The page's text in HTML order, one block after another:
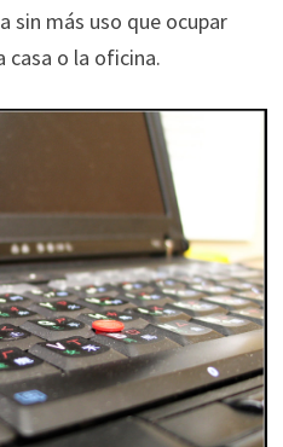
sin más uso que ocupar
casa o la oficina.